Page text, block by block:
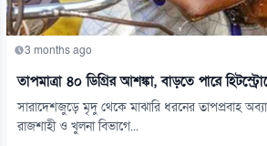
3 months ago
তাপমাত্রা ৪০ ডিগ্রির আশঙ্কা, বাড়তে পারে
সারাদেশজুড়ে মৃদু থেকে মাঝারি ধরনের তাপপ্রবাহ
রাজশাহী ও খুলনা বিভাগে...